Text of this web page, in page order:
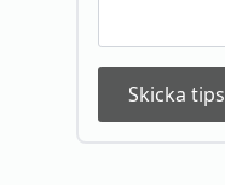
Skicka tips